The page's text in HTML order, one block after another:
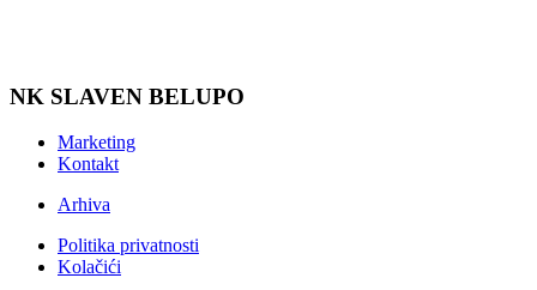
NK SLAVEN BELUPO
Marketing
Kontakt
Arhiva
Politika privatnosti
Kolačići